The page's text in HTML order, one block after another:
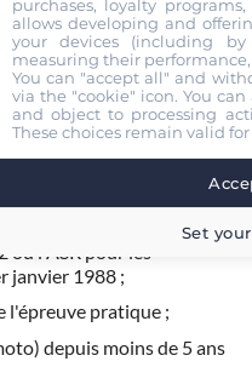
?
à Colmar changent
Pour le permis moto
A2, vous devez :
vous inscrire à l'auto-
ou l'ASR pour les
janvier 1988 ;
l'épreuve pratique ;
depuis moins de 5 ans
purchases, loyalty
allows developing and
your devices (including
measuring their
You can "accept all" and
via the "cookie" icon. You
and object to processing
These choices remain valid
Set